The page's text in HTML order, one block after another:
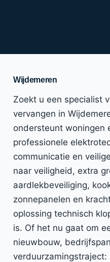
Wijdemeren
Zoekt u een specialist
vervangen in
ondersteunt woningen
professionele
communicatie en
naar veiligheid, extra
aardlekbeveiliging,
zonnepanelen en
oplossing technisch
is. Of het nu gaat om
nieuwbouw,